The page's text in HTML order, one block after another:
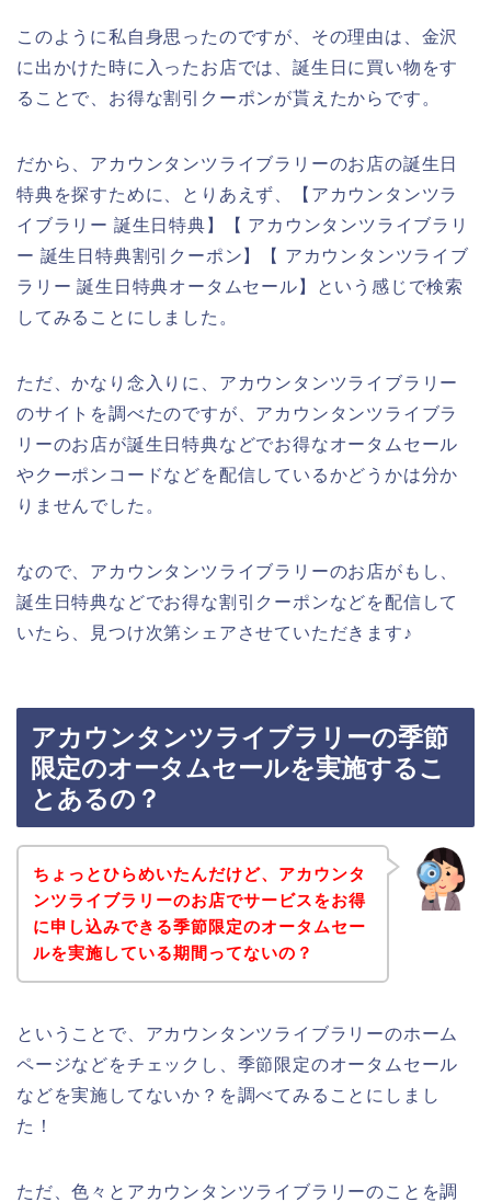
このように私自身思ったのですが、その理由は、金沢
に出かけた時に入ったお店では、誕生日に買い物をす
ることで、お得な割引クーポンが貰えたからです。
だから、アカウンタンツライブラリーのお店の誕生日
特典を探すために、とりあえず、【アカウンタンツラ
イブラリー 誕生日特典】【 アカウンタンツライブラリ
ー 誕生日特典割引クーポン】【 アカウンタンツライブ
ラリー 誕生日特典オータムセール】という感じで検索
してみることにしました。
ただ、かなり念入りに、アカウンタンツライブラリー
のサイトを調べたのですが、アカウンタンツライブラ
リーのお店が誕生日特典などでお得なオータムセール
やクーポンコードなどを配信しているかどうかは分か
りませんでした。
なので、アカウンタンツライブラリーのお店がもし、
誕生日特典などでお得な割引クーポンなどを配信して
いたら、見つけ次第シェアさせていただきます♪
アカウンタンツライブラリーの季節
限定のオータムセールを実施するこ
とあるの？
ちょっとひらめいたんだけど、アカウンタ
ンツライブラリーのお店でサービスをお得
に申し込みできる季節限定のオータムセー
ルを実施している期間ってないの？
ということで、アカウンタンツライブラリーのホーム
ページなどをチェックし、季節限定のオータムセール
などを実施してないか？を調べてみることにしまし
た！
ただ、色々とアカウンタンツライブラリーのことを調